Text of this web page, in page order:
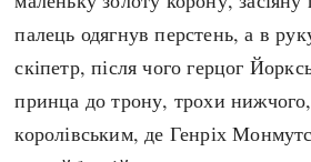
палець одягнув перстень, а в
скіпетр, після чого герцог
принца до трону, трохи
королівським, де Генріх